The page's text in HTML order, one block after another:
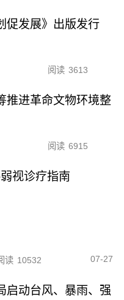
促发展》出版发行
阅读 3613
推进革命文物环境整
阅读 6915
视诊疗指南
读 10532 07-27
启动台风、暴雨、强